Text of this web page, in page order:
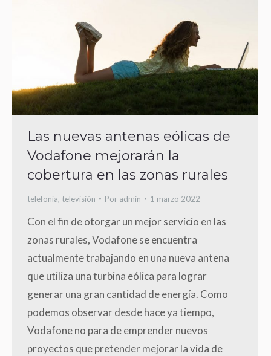
Las nuevas antenas eólicas de
Vodafone mejorarán la
cobertura en las zonas rurales
telefonía, televisión Por admin 1 marzo 2022
Con el fin de otorgar un mejor servicio en las
zonas rurales, Vodafone se encuentra
actualmente trabajando en una nueva antena
que utiliza una turbina eólica para lograr
generar una gran cantidad de energía. Como
podemos observar desde hace ya tiempo,
Vodafone no para de emprender nuevos
proyectos que pretender mejorar la vida de